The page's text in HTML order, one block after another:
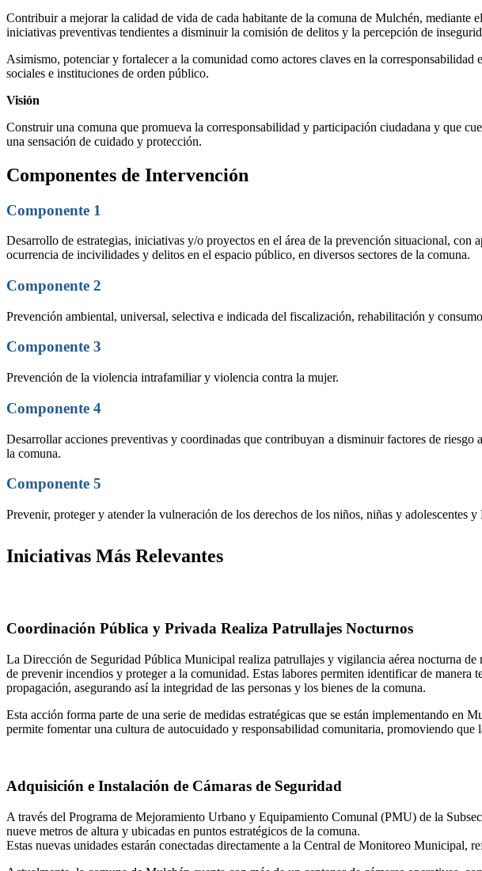
Contribuir a mejorar la calidad de vida de cada habitante de la comuna de Mulchén, mediante
iniciativas preventivas tendientes a disminuir la comisión de delitos y la percepción de
Asimismo, potenciar y fortalecer a la comunidad como actores claves en la
sociales e instituciones de orden público.
Visión
Construir una comuna que promueva la corresponsabilidad y participación ciudadana y que
una sensación de cuidado y protección.
Componentes de Intervención
Componente 1
Desarrollo de estrategias, iniciativas y/o proyectos en el área de la prevención situacional,
ocurrencia de incivilidades y delitos en el espacio público, en diversos sectores de la comuna.
Componente 2
Prevención ambiental, universal, selectiva e indicada del fiscalización, rehabilitación y
Componente 3
Prevención de la violencia intrafamiliar y violencia contra la mujer.
Componente 4
Desarrollar acciones preventivas y coordinadas que contribuyan a disminuir factores de
la comuna.
Componente 5
Prevenir, proteger y atender la vulneración de los derechos de los niños, niñas y
Iniciativas Más Relevantes
Coordinación Pública y Privada Realiza Patrullajes Nocturnos
La Dirección de Seguridad Pública Municipal realiza patrullajes y vigilancia aérea nocturna
de prevenir incendios y proteger a la comunidad. Estas labores permiten identificar de manera
propagación, asegurando así la integridad de las personas y los bienes de la comuna.
Esta acción forma parte de una serie de medidas estratégicas que se están implementando
permite fomentar una cultura de autocuidado y responsabilidad comunitaria, promoviendo
Adquisición e Instalación de Cámaras de Seguridad
A través del Programa de Mejoramiento Urbano y Equipamiento Comunal (PMU) de la
nueve metros de altura y ubicadas en puntos estratégicos de la comuna.
Estas nuevas unidades estarán conectadas directamente a la Central de Monitoreo